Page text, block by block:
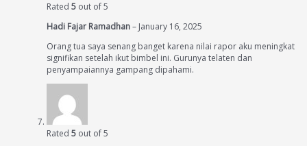
Rated 5 out of 5
Hadi Fajar Ramadhan– January 16, 2025
Orang tua saya senang banget karena nilai rapor aku meningkat
signifikan setelah ikut bimbel ini. Gurunya telaten dan
penyampaiannya gampang dipahami.
Rated 5 out of 5